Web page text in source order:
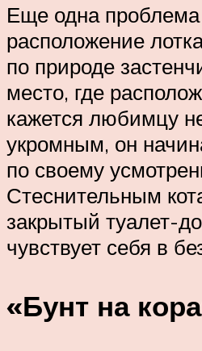
Еще одна проблема
расположение
по природе
место, где
кажется любимцу
укромным, он
по своему
Стеснительным
закрытый туалет-
чувствует себя в
«Бунт на